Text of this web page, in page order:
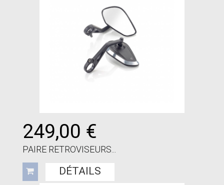
249,00 €
PAIRE RETROVISEURS...
DÉTAILS